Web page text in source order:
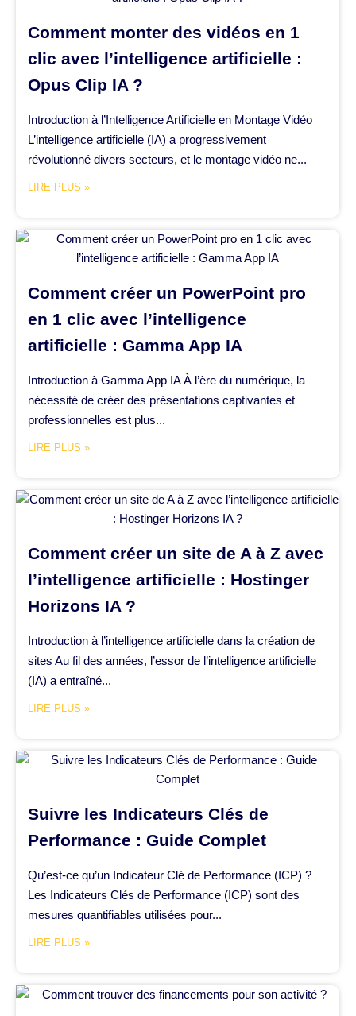
Comment monter des vidéos en 1
clic avec l’intelligence artificielle :
Opus Clip IA ?
Introduction à l’Intelligence Artificielle en Montage Vidéo
L’intelligence artificielle (IA) a progressivement
révolutionné divers secteurs, et le montage vidéo ne...
LIRE PLUS »
Comment créer un PowerPoint pro
en 1 clic avec l’intelligence
artificielle : Gamma App IA
Introduction à Gamma App IA À l’ère du numérique, la
nécessité de créer des présentations captivantes et
professionnelles est plus...
LIRE PLUS »
Comment créer un site de A à Z avec
l’intelligence artificielle : Hostinger
Horizons IA ?
Introduction à l’intelligence artificielle dans la création de
sites Au fil des années, l’essor de l’intelligence artificielle
(IA) a entraîné...
LIRE PLUS »
Suivre les Indicateurs Clés de
Performance : Guide Complet
Qu’est-ce qu’un Indicateur Clé de Performance (ICP) ?
Les Indicateurs Clés de Performance (ICP) sont des
mesures quantifiables utilisées pour...
LIRE PLUS »